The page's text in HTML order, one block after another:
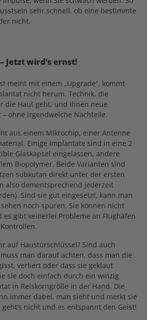
sehr schnell, ob eine bestimmte
nicht.
Jetzt wird’s ernst!
meint mit einem „Upgrade“, kommt
nicht herum. Technik, die
die Haut geht, und ihnen neue
– ohne irgendwelche Nachteile.
aus einem Mikrochip, einer Antenne
Einige Implantate sind in eine 2
Glaskapsel eingelassen, andere
Biopolymer. Beide Varianten sind
subkutan direkt unter der ersten
also dementsprechend jederzeit
Sind sie gut eingesetzt, kann man
noch spüren. Sie können nicht
gibt keinerlei Probleme an Flughäfen
auf Haustürschlüssel? Sind auch
man darauf achten, dass man die
verliert oder dass sie geklaut
sie doch einfach durch ein winzig
in Reiskorngröße in der Hand. Die
immer dabei, man sieht und merkt sie
nicht und es entspannt den Geist!